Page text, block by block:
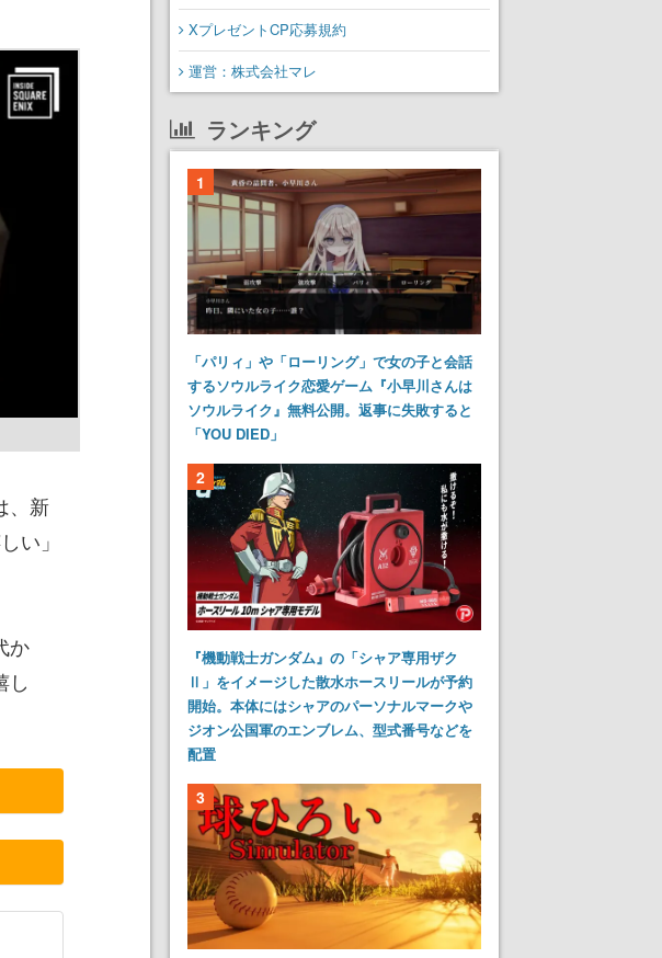
、新
い」
か
し
XプレゼントCP応募規約
運営：株式会社マレ
ランキング
1
「パリィ」や「ローリング」で女の子と会話
するソウルライク恋愛ゲーム『小早川さんは
ソウルライク』無料公開。返事に失敗すると
「YOU DIED」
2
『機動戦士ガンダム』の「シャア専用ザク
Ⅱ」をイメージした散水ホースリールが予約
開始。本体にはシャアのパーソナルマークや
ジオン公国軍のエンブレム、型式番号などを
配置
3